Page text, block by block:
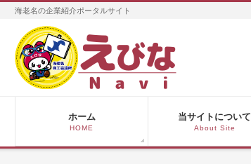
海老名の企業紹介ポータルサイト
ホーム
HOME
当サイトについて
About Site